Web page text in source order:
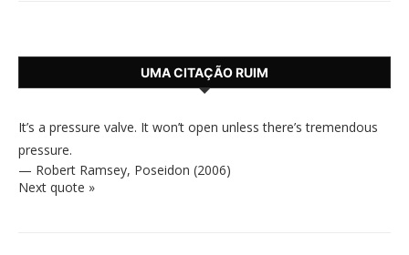
UMA CITAÇÃO RUIM
It’s a pressure valve. It won’t open unless there’s tremendous
pressure.
— Robert Ramsey, Poseidon (2006)
Next quote »